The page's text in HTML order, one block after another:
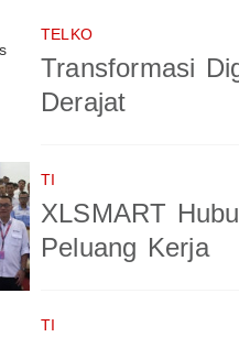
TELKO
Transformasi
Derajat
TI
XLSMART
Peluang Kerja
TI